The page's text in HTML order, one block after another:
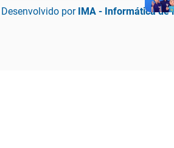
Desenvolvido por IMA - Informática de